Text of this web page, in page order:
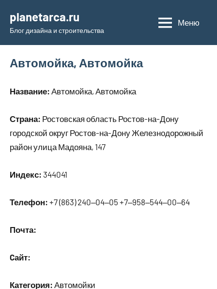
содержимому
planetarca.ru
Блог дизайна и строительства
Меню
Автомойка, Автомойка
Название: Автомойка, Автомойка
Страна: Ростовская область Ростов-на-Дону
городской округ Ростов-на-Дону Железнодорожный
район улица Мадояна, 147
Индекс: 344041
Телефон: +7 (863) 240‒04‒05 +7‒958‒544‒00‒64
Почта:
Cайт:
Категория: Автомойки